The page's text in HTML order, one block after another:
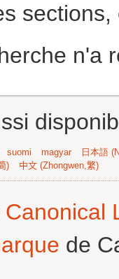
n'a
suomi magyar
日本語
) 中文 (Zhongwen,繁)
Canonical
de